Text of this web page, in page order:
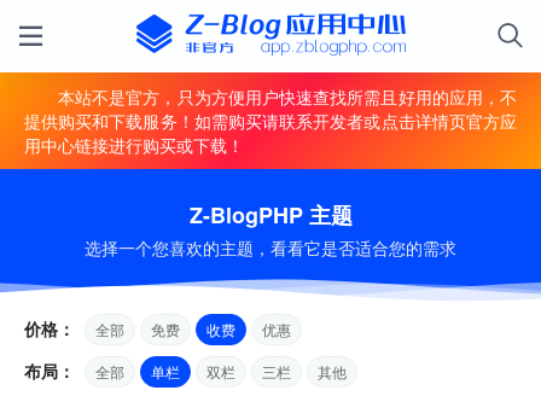
本站不是官方，只为方便用户快速查找所需且好用的应用，不
提供购买和下载服务！如需购买请联系开发者或点击详情页官方应
用中心链接进行购买或下载！
Z-BlogPHP 主题
选择一个您喜欢的主题，看看它是否适合您的需求
价格： 全部 免费 收费 优惠
布局： 全部 单栏 双栏 三栏 其他